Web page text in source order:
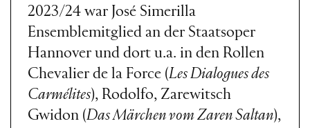
2023/24 war José Simerilla
Ensemblemitglied an der Staatsoper
Hannover und dort u.a. in den Rollen
Chevalier de la Force (Les Dialogues des
Carmélites), Rodolfo, Zarewitsch
Gwidon (Das Märchen vom Zaren Saltan),